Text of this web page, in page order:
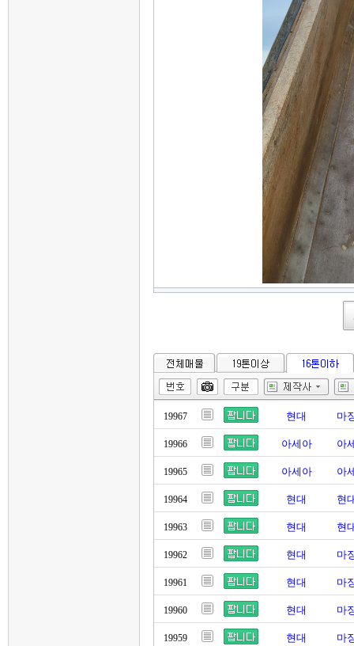
19967 현대 마
19966 아세아 아
19965 아세아 아
19964 현대 현
19963 현대 현
19962 현대 마
19961 현대 마
19960 현대 마
19959 현대 마